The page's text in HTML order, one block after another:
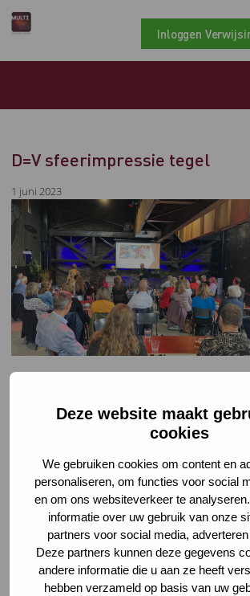
Deze website maakt
cookies
We gebruiken cookies om content en
personaliseren, om functies voor social
en om ons websiteverkeer te
informatie over uw gebruik van onze
partners voor social media,
Deze partners kunnen deze gegevens
andere informatie die u aan ze heeft
hebben verzameld op basis van uw
Inloggen
D=V sfeerimpressie tegel
1 juni 2023